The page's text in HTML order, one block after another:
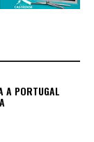
A PORTUGAL